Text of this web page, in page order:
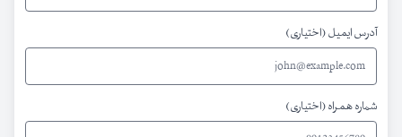
آدرس ایمیل (اختیاری)
شماره همراه (اختیاری)